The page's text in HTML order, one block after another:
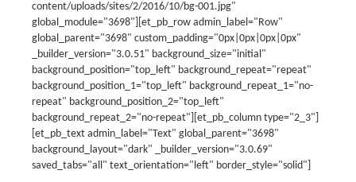
content/uploads/sites/2/2016/10/bg-001.jpg"
global_module="3698"][et_pb_row admin_label="Row"
global_parent="3698" custom_padding="0px|0px|0px|0px"
_builder_version="3.0.51" background_size="initial"
background_position="top_left" background_repeat="repeat"
background_position_1="top_left" background_repeat_1="no-
repeat" background_position_2="top_left"
background_repeat_2="no-repeat"][et_pb_column type="2_3"]
[et_pb_text admin_label="Text" global_parent="3698"
background_layout="dark" _builder_version="3.0.69"
saved_tabs="all" text_orientation="left" border_style="solid"]